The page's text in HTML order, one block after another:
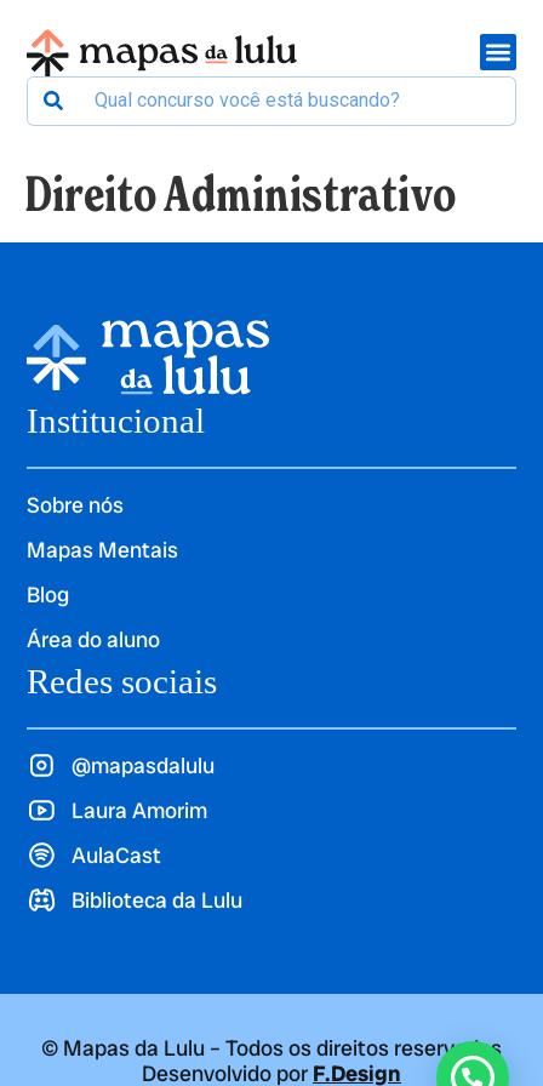
Direito Administrativo
Institucional
Sobre nós
Mapas Mentais
Blog
Área do aluno
Redes sociais
@mapasdalulu
Laura Amorim
AulaCast
Biblioteca da Lulu
© Mapas da Lulu – Todos os direitos reservados
Desenvolvido por F.Design